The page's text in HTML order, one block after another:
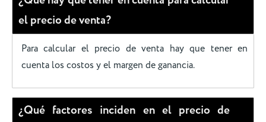
el precio de venta?
Para calcular el precio de venta hay que tener en
cuenta los costos y el margen de ganancia.
¿Qué factores inciden en el precio de